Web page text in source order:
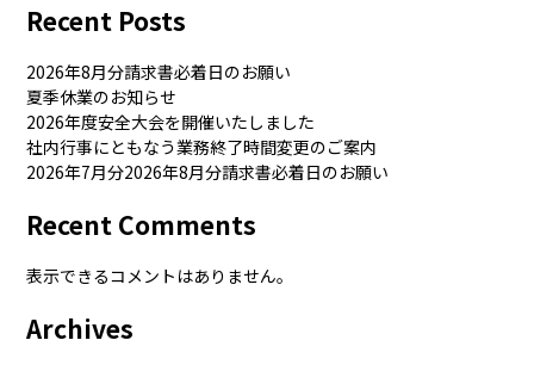
Recent Posts
2026年8月分請求書必着日のお願い
夏季休業のお知らせ
2026年度安全大会を開催いたしました
社内行事にともなう業務終了時間変更のご案内
2026年7月分2026年8月分請求書必着日のお願い
Recent Comments
表示できるコメントはありません。
Archives